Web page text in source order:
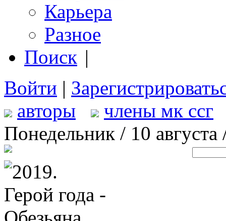
Карьера
Разное
Поиск |
Войти |
авторы
члены мк ссг
Понедельник / 10